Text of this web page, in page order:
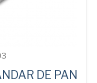
DE PAN